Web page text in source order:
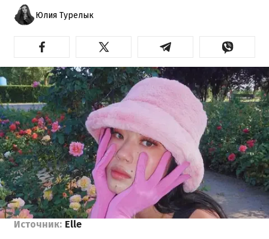
Юлия Турелык
Источник: Elle